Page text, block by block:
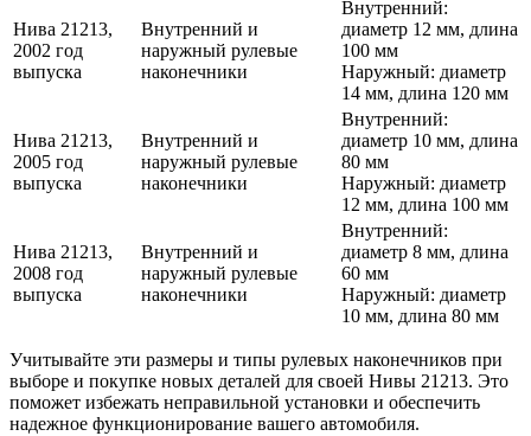
Нива 21213,
2002 год
выпуска
Внутренний и
наружный рулевые
наконечники
Внутренний:
диаметр 12 мм, длина
100 мм
Наружный: диаметр
14 мм, длина 120 мм
Нива 21213,
2005 год
выпуска
Внутренний и
наружный рулевые
наконечники
Внутренний:
диаметр 10 мм, длина
80 мм
Наружный: диаметр
12 мм, длина 100 мм
Нива 21213,
2008 год
выпуска
Внутренний и
наружный рулевые
наконечники
Внутренний:
диаметр 8 мм, длина
60 мм
Наружный: диаметр
10 мм, длина 80 мм
Учитывайте эти размеры и типы рулевых наконечников при
выборе и покупке новых деталей для своей Нивы 21213. Это
поможет избежать неправильной установки и обеспечить
надежное функционирование вашего автомобиля.